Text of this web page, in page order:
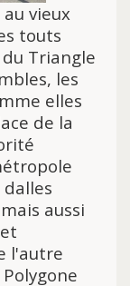
vieux
touts
Triangle
les
elles
de la
dalles
aussi
l'autre